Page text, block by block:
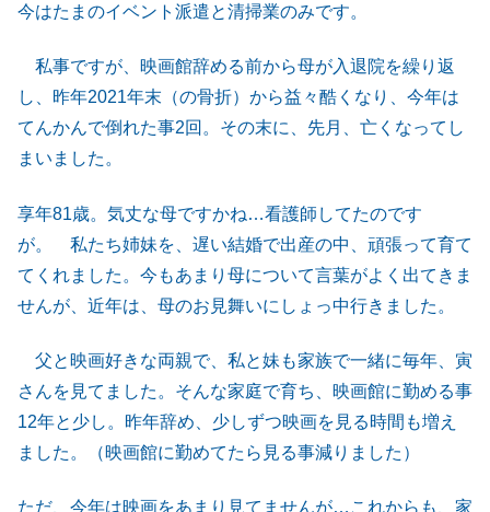
今はたまのイベント派遣と清掃業のみです。
私事ですが、映画館辞める前から母が入退院を繰り返
し、昨年2021年末（の骨折）から益々酷くなり、今年は
てんかんで倒れた事2回。その末に、先月、亡くなってし
まいました。
享年81歳。気丈な母ですかね…看護師してたのです
が。 私たち姉妹を、遅い結婚で出産の中、頑張って育て
てくれました。今もあまり母について言葉がよく出てきま
せんが、近年は、母のお見舞いにしょっ中行きました。
父と映画好きな両親で、私と妹も家族で一緒に毎年、寅
さんを見てました。そんな家庭で育ち、映画館に勤める事
12年と少し。昨年辞め、少しずつ映画を見る時間も増え
ました。（映画館に勤めてたら見る事減りました）
ただ、今年は映画をあまり見てませんが…これからも、家